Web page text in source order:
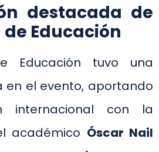
destacada de
Educación
Educación tuvo una
en el evento, aportando
internacional con la
académico Óscar Nail